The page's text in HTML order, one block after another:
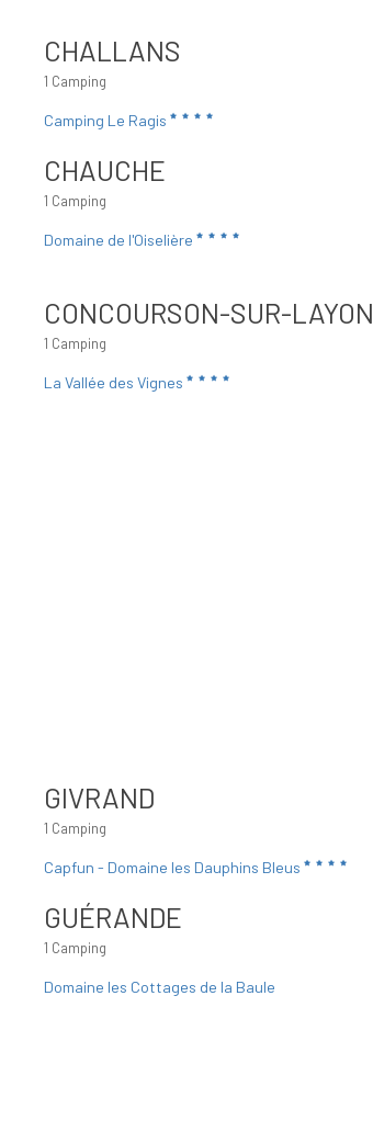
CHALLANS
1 Camping
Camping Le Ragis
CHAUCHE
1 Camping
Domaine de l'Oiselière
CONCOURSON-SUR-LAYON
1 Camping
La Vallée des Vignes
GIVRAND
1 Camping
Capfun - Domaine les Dauphins Bleus
GUÉRANDE
1 Camping
Domaine les Cottages de la Baule